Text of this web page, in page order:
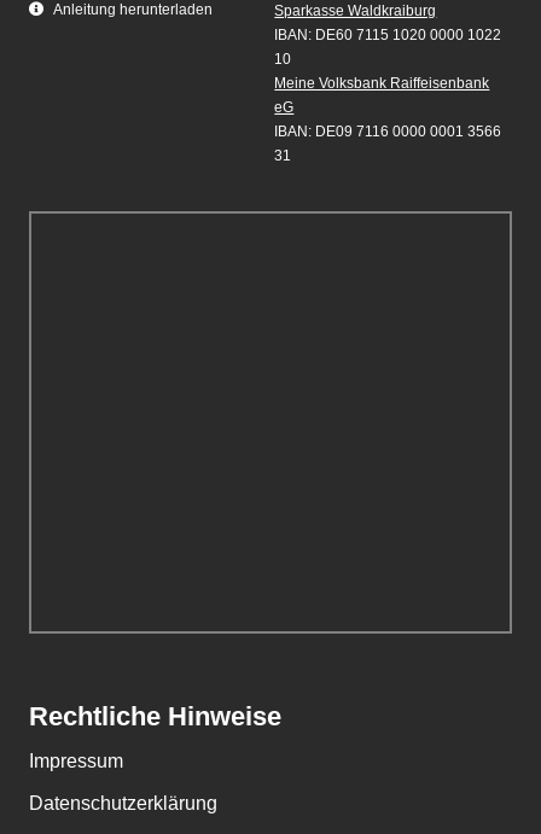
Anleitung herunterladen
Sparkasse Waldkraiburg
IBAN: DE60 7115 1020 0000 1022
10
Meine Volksbank Raiffeisenbank
eG
IBAN: DE09 7116 0000 0001 3566
31
Rechtliche Hinweise
Impressum
Datenschutzerklärung